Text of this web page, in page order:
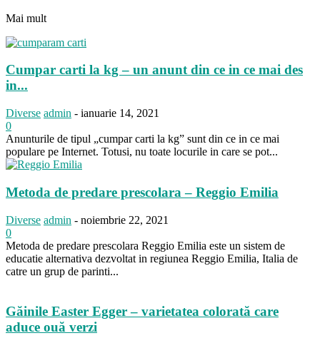
Mai mult
Cumpar carti la kg – un anunt din ce in ce mai des
in...
Diverse admin - ianuarie 14, 2021
0
Anunturile de tipul „cumpar carti la kg” sunt din ce in ce mai
populare pe Internet. Totusi, nu toate locurile in care se pot...
Metoda de predare prescolara – Reggio Emilia
Diverse admin - noiembrie 22, 2021
0
Metoda de predare prescolara Reggio Emilia este un sistem de
educatie alternativa dezvoltat in regiunea Reggio Emilia, Italia de
catre un grup de parinti...
Găinile Easter Egger – varietatea colorată care
aduce ouă verzi